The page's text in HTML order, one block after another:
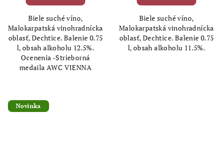
z
5
hviezdičiek.
Biele suché víno,
Malokarpatská vinohradnícka
oblasť, Dechtice. Balenie 0.75
l, obsah alkoholu 12.5%.
Ocenenia -Strieborná
medaila AWC VIENNA
z
5
hviezdičiek.
Biele suché víno,
Malokarpatská vinohradnícka
oblasť, Dechtice. Balenie 0.75
l, obsah alkoholu 11.5%.
Novinka